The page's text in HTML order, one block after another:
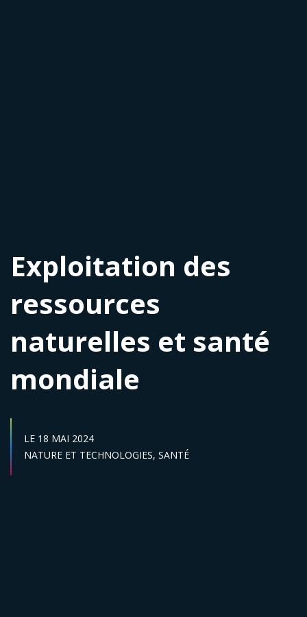
Exploitation des
ressources
naturelles et santé
mondiale
LE DATE DE DÉBUT :
18 MAI 2024
Secteur :
NATURE ET TECHNOLOGIES, SANTÉ